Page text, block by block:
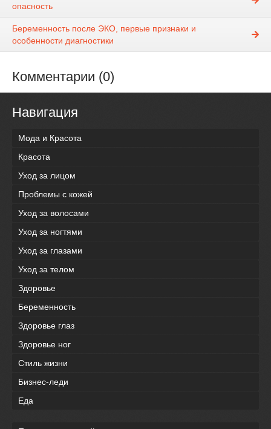
опасность
Беременность после ЭКО, первые признаки и
особенности диагностики
Комментарии (0)
Навигация
Мода и Красота
Красота
Уход за лицом
Проблемы с кожей
Уход за волосами
Уход за ногтями
Уход за глазами
Уход за телом
Здоровье
Беременность
Здоровье глаз
Здоровье ног
Стиль жизни
Бизнес-леди
Еда